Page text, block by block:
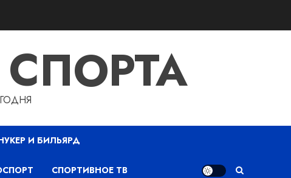
И БИЛЬЯРД
СПОРТИВНОЕ ТВ